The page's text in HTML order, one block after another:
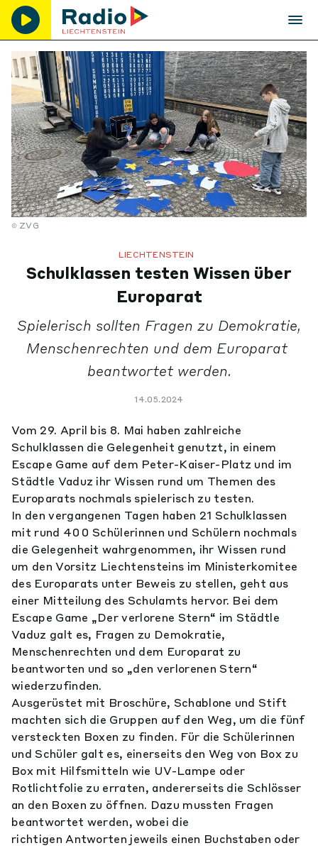
ZVG
LIECHTENSTEIN
Schulklassen testen Wissen über
Europarat
Spielerisch sollten Fragen zu Demokratie,
Menschenrechten und dem Europarat
beantwortet werden.
14.05.2024
Vom 29. April bis 8. Mai haben zahlreiche
Schulklassen die Gelegenheit genutzt, in einem
Escape Game auf dem Peter-Kaiser-Platz und im
Städtle Vaduz ihr Wissen rund um Themen des
Europarats nochmals spielerisch zu testen.
In den vergangenen Tagen haben 21 Schulklassen
mit rund 400 Schülerinnen und Schülern nochmals
die Gelegenheit wahrgenommen, ihr Wissen rund
um den Vorsitz Liechtensteins im Ministerkomitee
des Europarats unter Beweis zu stellen, geht aus
einer Mitteilung des Schulamts hervor. Bei dem
Escape Game „Der verlorene Stern“ im Städtle
Vaduz galt es, Fragen zu Demokratie,
Menschenrechten und dem Europarat zu
beantworten und so „den verlorenen Stern“
wiederzufinden.
Ausgerüstet mit Broschüre, Schablone und Stift
machten sich die Gruppen auf den Weg, um die fünf
versteckten Boxen zu finden. Für die Schülerinnen
und Schüler galt es, einerseits den Weg von Box zu
Box mit Hilfsmitteln wie UV-Lampe oder
Rotlichtfolie zu erraten, andererseits die Schlösser
an den Boxen zu öffnen. Dazu mussten Fragen
beantwortet werden, wobei die
richtigen Antworten jeweils einen Buchstaben oder